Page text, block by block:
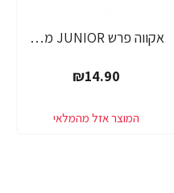
אקווה פרש JUNIOR משחת שיניים לילדים +6 - 50 מ"ל
₪14.90